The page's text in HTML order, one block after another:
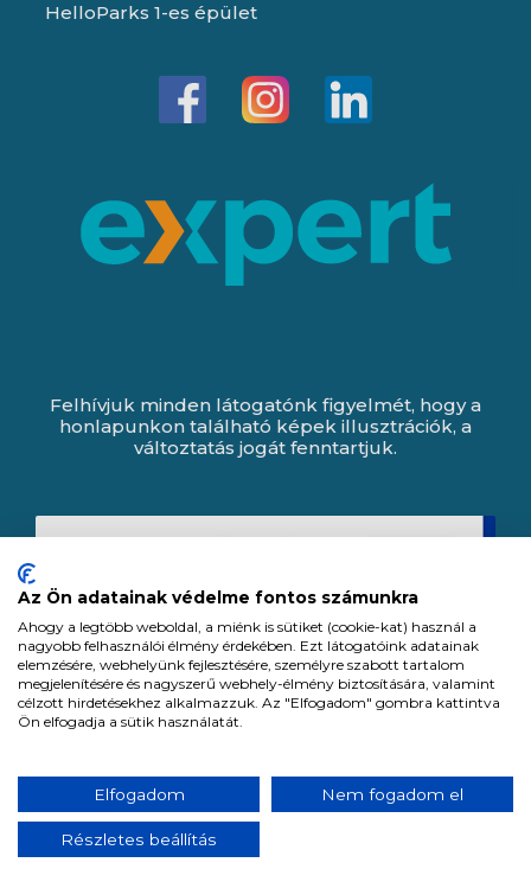
HelloParks 1-es épület
Felhívjuk minden látogatónk figyelmét, hogy a
honlapunkon található képek illusztrációk, a
változtatás jogát fenntartjuk.
Minden jog fenntartva. All rights reserved.
Tervezte és készítette:
Vision-Software, az Octopus 8 ERP forgalmazója.
Az Ön adatainak védelme fontos számunkra
Ahogy a legtöbb weboldal, a miénk is sütiket (cookie-kat) használ a
nagyobb felhasználói élmény érdekében. Ezt látogatóink adatainak
elemzésére, webhelyünk fejlesztésére, személyre szabott tartalom
megjelenítésére és nagyszerű webhely-élmény biztosítására, valamint
célzott hirdetésekhez alkalmazzuk. Az "Elfogadom" gombra kattintva
Ön elfogadja a sütik használatát.
Elfogadom Nem fogadom el
Részletes beállítás